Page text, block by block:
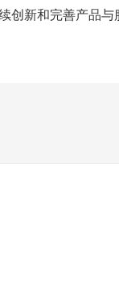
创新和完善产品